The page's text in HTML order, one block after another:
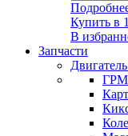
Купить в
В
Запчасти
Двигатель
ГРМ